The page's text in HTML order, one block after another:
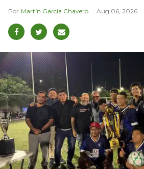
Martín García Chavero Aug 06, 2026